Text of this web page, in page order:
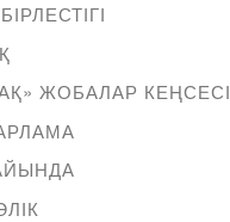
ЖОБАЛАР КЕҢСЕСІ